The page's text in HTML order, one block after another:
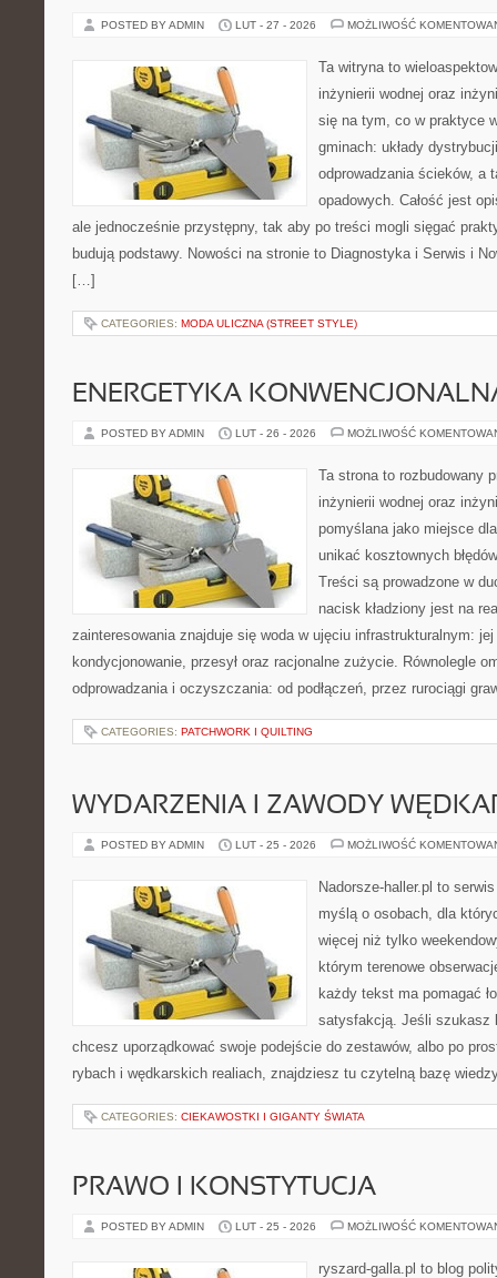
POSTED BY ADMIN LUT - 27 - 2026 MOŻLIWOŚĆ
Ta witryna to
inżynierii wodnej oraz
się na tym, co w praktyce
gminach: układy
odprowadzania ścieków, a
opadowych. Całość jest
ale jednocześnie przystępny, tak aby po treści mogli sięgać
budują podstawy. Nowości na stronie to Diagnostyka i Serwis i
[…]
CATEGORIES: MODA ULICZNA (STREET STYLE)
ENERGETYKA
POSTED BY ADMIN LUT - 26 - 2026 MOŻLIWOŚĆ
Ta strona to rozbudowany
inżynierii wodnej oraz
pomyślana jako miejsce
unikać kosztownych
Treści są prowadzone w
nacisk kładziony jest na
zainteresowania znajduje się woda w ujęciu infrastrukturalnym:
kondycjonowanie, przesył oraz racjonalne zużycie. Równolegle
odprowadzania i oczyszczania: od podłączeń, przez rurociągi
CATEGORIES: PATCHWORK I QUILTING
WYDARZENIA I ZAWODY
POSTED BY ADMIN LUT - 25 - 2026 MOŻLIWOŚĆ
Nadorsze-haller.pl to
myślą o osobach, dla
więcej niż tylko
którym terenowe
każdy tekst ma pomagać
satysfakcją. Jeśli szukasz
chcesz uporządkować swoje podejście do zestawów, albo po
rybach i wędkarskich realiach, znajdziesz tu czytelną bazę
CATEGORIES: CIEKAWOSTKI I GIGANTY ŚWIATA
PRAWO I KONSTYTUCJA
POSTED BY ADMIN LUT - 25 - 2026 MOŻLIWOŚĆ
ryszard-galla.pl to blog